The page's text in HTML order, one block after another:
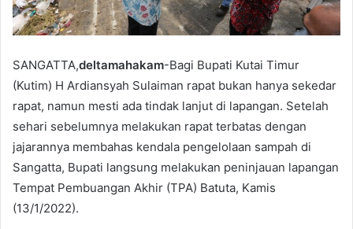
SANGATTA,deltamahakam-Bagi Bupati Kutai Timur
(Kutim) H Ardiansyah Sulaiman rapat bukan hanya sekedar
rapat, namun mesti ada tindak lanjut di lapangan. Setelah
sehari sebelumnya melakukan rapat terbatas dengan
jajarannya membahas kendala pengelolaan sampah di
Sangatta, Bupati langsung melakukan peninjauan lapangan
Tempat Pembuangan Akhir (TPA) Batuta, Kamis
(13/1/2022).